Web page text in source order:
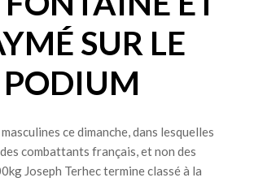
SUR LE
PODIUM
ce dimanche, dans lesquelles
combattants français, et non des
Joseph Terhec termine classé à la